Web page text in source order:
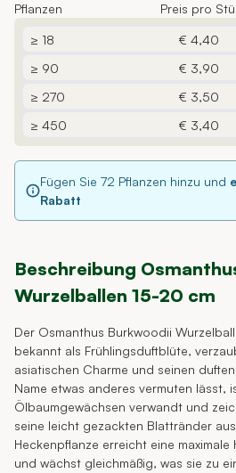
Pflanzen
Preis pro
≥ 18
€ 4,40
≥ 90
€ 3,90
≥ 270
€ 3,50
≥ 450
€ 3,40
Fügen Sie 72 Pflanzen hinzu und
Rabatt
Beschreibung
Wurzelballen 15-20 cm
Der Osmanthus Burkwoodii
bekannt als Frühlingsduftblüte,
asiatischen Charme und seinen
Name etwas anderes vermuten lässt,
Ölbaumgewächsen verwandt und
seine leicht gezackten Blattränder
Heckenpflanze erreicht eine maximale
und wächst gleichmäßig, was sie zu